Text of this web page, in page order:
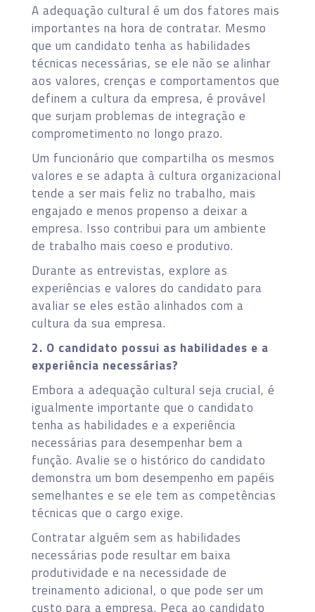
A adequação cultural é um dos fatores mais
importantes na hora de contratar. Mesmo
que um candidato tenha as habilidades
técnicas necessárias, se ele não se alinhar
aos valores, crenças e comportamentos que
definem a cultura da empresa, é provável
que surjam problemas de integração e
comprometimento no longo prazo.
Um funcionário que compartilha os mesmos
valores e se adapta à cultura organizacional
tende a ser mais feliz no trabalho, mais
engajado e menos propenso a deixar a
empresa. Isso contribui para um ambiente
de trabalho mais coeso e produtivo.
Durante as entrevistas, explore as
experiências e valores do candidato para
avaliar se eles estão alinhados com a
cultura da sua empresa.
2. O candidato possui as habilidades e a
experiência necessárias?
Embora a adequação cultural seja crucial, é
igualmente importante que o candidato
tenha as habilidades e a experiência
necessárias para desempenhar bem a
função. Avalie se o histórico do candidato
demonstra um bom desempenho em papéis
semelhantes e se ele tem as competências
técnicas que o cargo exige.
Contratar alguém sem as habilidades
necessárias pode resultar em baixa
produtividade e na necessidade de
treinamento adicional, o que pode ser um
custo para a empresa. Peça ao candidato